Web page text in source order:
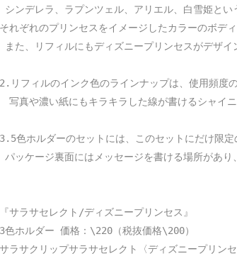
シンデレラ、ラプンツェル、アリエル、白雪姫とい
それぞれのプリンセスをイメージしたカラーのボデ
また、リフィルにもディズニープリンセスがデザ
2.リフィルのインク色のラインナップは、使用頻度
写真や濃い紙にもキラキラした線が書けるシャイニ
3.5色ホルダーのセットには、このセットにだけ限
パッケージ裏面にはメッセージを書ける場所があり
『サラサセレクト/ディズニープリンセス』
3色ホルダー 価格：\220（税抜価格\200）
サラサクリップサラサセレクト〈ディズニープリ